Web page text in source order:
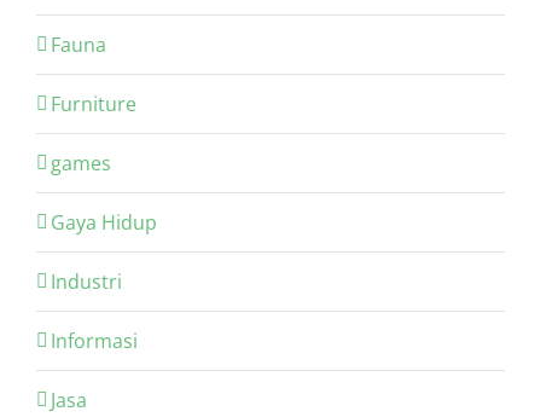
Fauna
Furniture
games
Gaya Hidup
Industri
Informasi
Jasa